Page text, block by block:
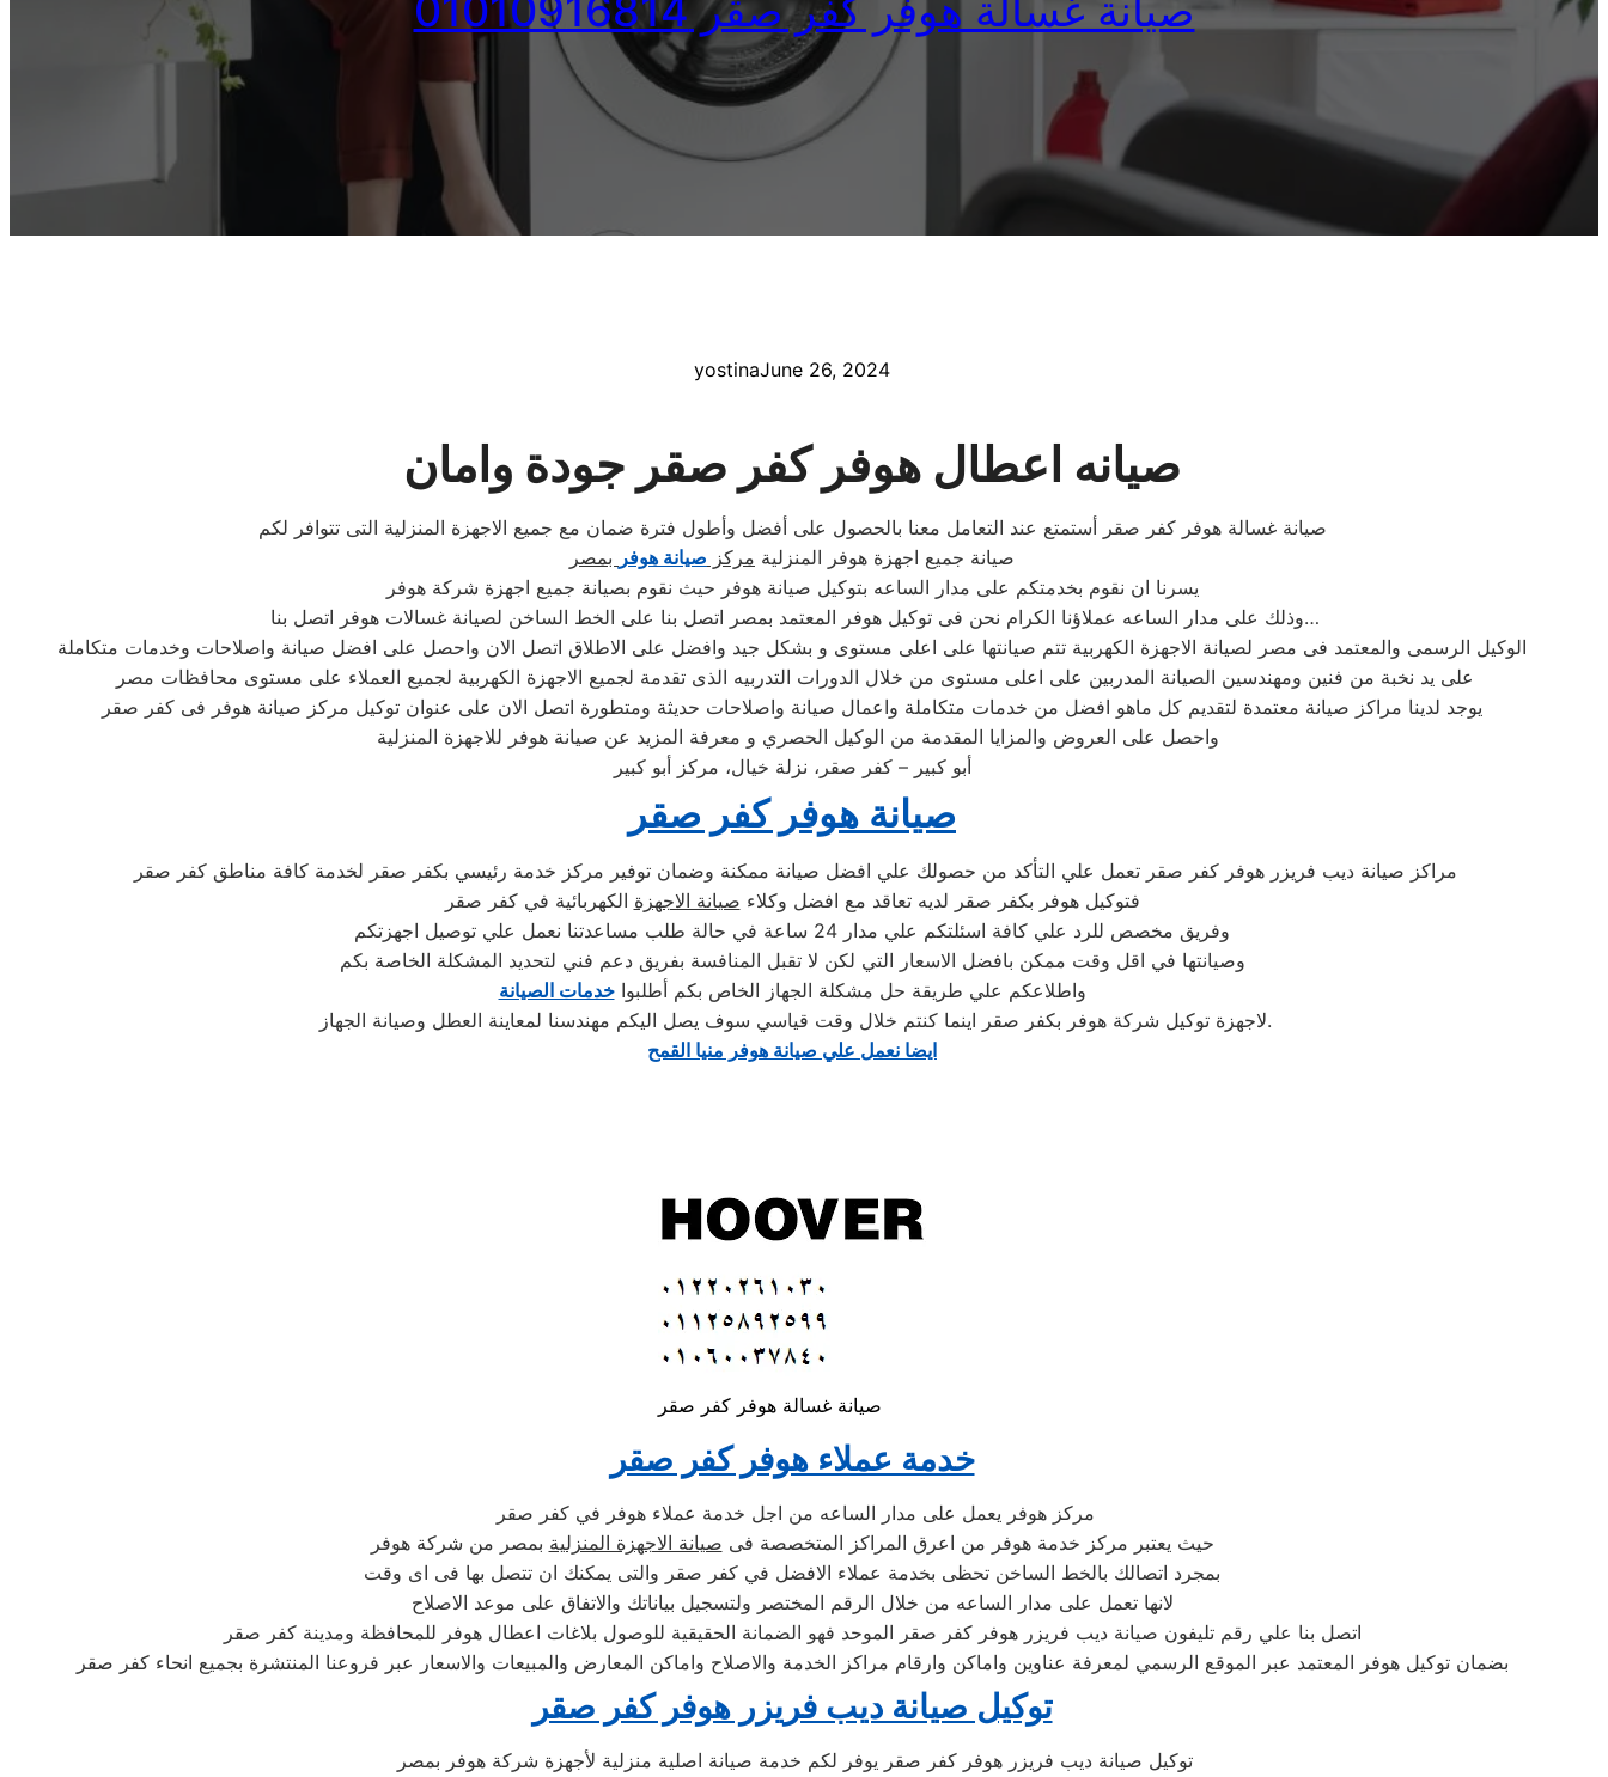
صيانة غسالة هوفر كفر صقر 01010916814
yostinaJune 26, 2024
صيانه اعطال هوفر كفر صقر جودة وامان
صيانة غسالة هوفر كفر صقر أستمتع عند التعامل معنا بالحصول على أفضل وأطول فترة ضمان مع جميع الاجهزة المنزلية التى تتوافر لكم
صيانة جميع اجهزة هوفر المنزلية مركز صيانة هوفر بمصر
يسرنا ان نقوم بخدمتكم على مدار الساعه بتوكيل صيانة هوفر حيث نقوم بصيانة جميع اجهزة شركة هوفر
وذلك على مدار الساعه عملاؤنا الكرام نحن فى توكيل هوفر المعتمد بمصر اتصل بنا على الخط الساخن لصيانة غسالات هوفر اتصل بنا…
الوكيل الرسمى والمعتمد فى مصر لصيانة الاجهزة الكهربية تتم صيانتها على اعلى مستوى و بشكل جيد وافضل على الاطلاق اتصل الان واحصل على افضل صيانة واصلاحات وخدمات متكاملة
على يد نخبة من فنين ومهندسين الصيانة المدربين على اعلى مستوى من خلال الدورات التدربيه الذى تقدمة لجميع الاجهزة الكهربية لجميع العملاء على مستوى محافظات مصر
يوجد لدينا مراكز صيانة معتمدة لتقديم كل ماهو افضل من خدمات متكاملة واعمال صيانة واصلاحات حديثة ومتطورة اتصل الان على عنوان توكيل مركز صيانة هوفر فى كفر صقر
واحصل على العروض والمزايا المقدمة من الوكيل الحصري و معرفة المزيد عن صيانة هوفر للاجهزة المنزلية
أبو كبير – كفر صقر، نزلة خيال، مركز أبو كبير
صيانة هوفر كفر صقر
مراكز صيانة ديب فريزر هوفر كفر صقر تعمل علي التأكد من حصولك علي افضل صيانة ممكنة وضمان توفير مركز خدمة رئيسي بكفر صقر لخدمة كافة مناطق كفر صقر
فتوكيل هوفر بكفر صقر لديه تعاقد مع افضل وكلاء صيانة الاجهزة الكهربائية في كفر صقر
وفريق مخصص للرد علي كافة اسئلتكم علي مدار 24 ساعة في حالة طلب مساعدتنا نعمل علي توصيل اجهزتكم
وصيانتها في اقل وقت ممكن بافضل الاسعار التي لكن لا تقبل المنافسة بفريق دعم فني لتحديد المشكلة الخاصة بكم
واطلاعكم علي طريقة حل مشكلة الجهاز الخاص بكم أطلبواخدمات الصيانة
لاجهزة توكيل شركة هوفر بكفر صقر اينما كنتم خلال وقت قياسي سوف يصل اليكم مهندسنا لمعاينة العطل وصيانة الجهاز.
ايضا نعمل علي صيانة هوفر منيا القمح
صيانة غسالة هوفر كفر صقر
خدمة عملاء هوفر كفر صقر
مركز هوفر يعمل على مدار الساعه من اجل خدمة عملاء هوفر في كفر صقر
حيث يعتبر مركز خدمة هوفر من اعرق المراكز المتخصصة فى صيانة الاجهزة المنزلية بمصر من شركة هوفر
بمجرد اتصالك بالخط الساخن تحظى بخدمة عملاء الافضل في كفر صقر والتى يمكنك ان تتصل بها فى اى وقت
لانها تعمل على مدار الساعه من خلال الرقم المختصر ولتسجيل بياناتك والاتفاق على موعد الاصلاح
اتصل بنا علي رقم تليفون صيانة ديب فريزر هوفر كفر صقر الموحد فهو الضمانة الحقيقية للوصول بلاغات اعطال هوفر للمحافظة ومدينة كفر صقر
بضمان توكيل هوفر المعتمد عبر الموقع الرسمي لمعرفة عناوين واماكن وارقام مراكز الخدمة والاصلاح واماكن المعارض والمبيعات والاسعار عبر فروعنا المنتشرة بجميع انحاء كفر صقر
توكيل صيانة ديب فريزر هوفر كفر صقر
توكيل صيانة ديب فريزر هوفر كفر صقر يوفر لكم خدمة صيانة اصلية منزلية لأجهزة شركة هوفر بمصر